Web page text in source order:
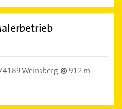
Weinsberg
912 m